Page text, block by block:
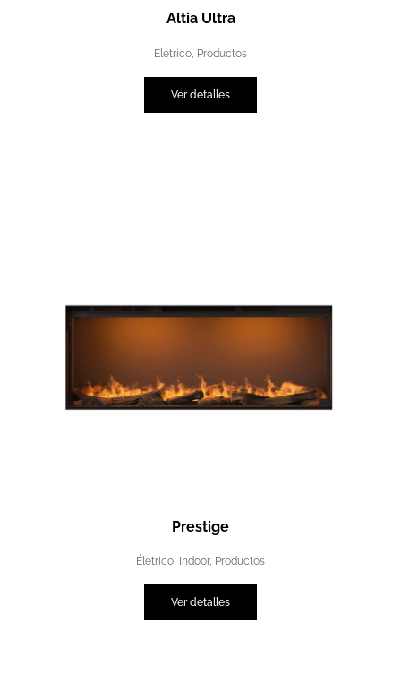
Altia Ultra
Életrico Productos
Ver detalles
Prestige
Életrico, Indoor, Productos
Ver detalles